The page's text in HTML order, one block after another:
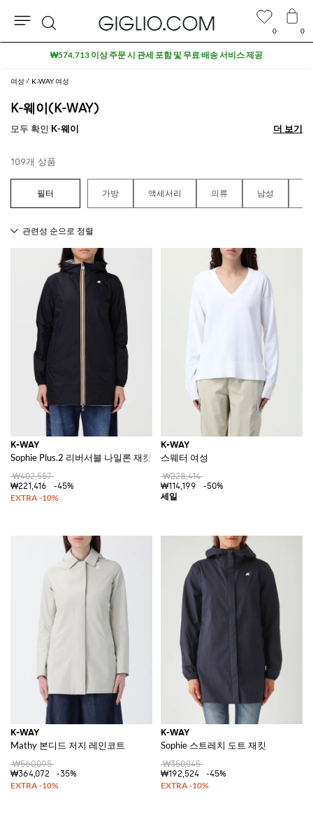
여성 K-WAY 여성
K-웨이(K-WAY)
모두 확인 K-웨이 더 보기
더 보기
109개 상품
가방 액세서리 의류 남성
K-WAY
Sophie Plus.2 리버서블 나일론 재킷
₩402,557
₩221,416
-45%
K-WAY
스웨터 여성
₩228,414
₩114,199
-50%
K-WAY
Mathy 본디드 저지 레인코트
₩560,095
₩364,072
-35%
K-WAY
Sophie 스트레치 도트 재킷
₩350,045
₩192,524
-45%
0 0
검
색
세일 상품 추가 10% 할인